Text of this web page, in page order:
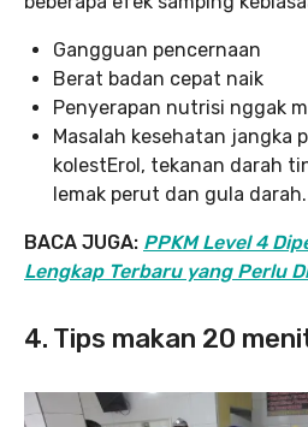
Gangguan pencernaan
Berat badan cepat naik
Penyerapan nutrisi nggak
Masalah kesehatan jangka
kolestErol, tekanan darah
lemak perut dan gula darah.
BACA JUGA: PPKM Level 4
Lengkap Terbaru yang Perlu
4. Tips makan 20